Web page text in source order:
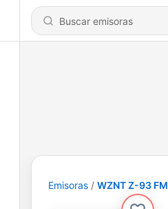
Emisoras WZNT Z-93 FM